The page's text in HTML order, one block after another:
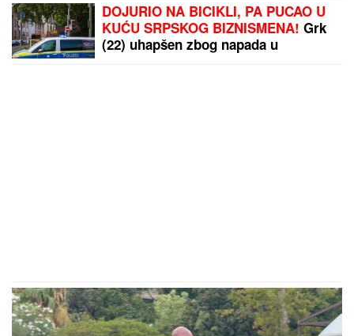
DOJURIO NA BICIKLI, PA PUCAO U
KUĆU SRPSKOG BIZNISMENA! Grk
(22) uhapšen zbog napada u